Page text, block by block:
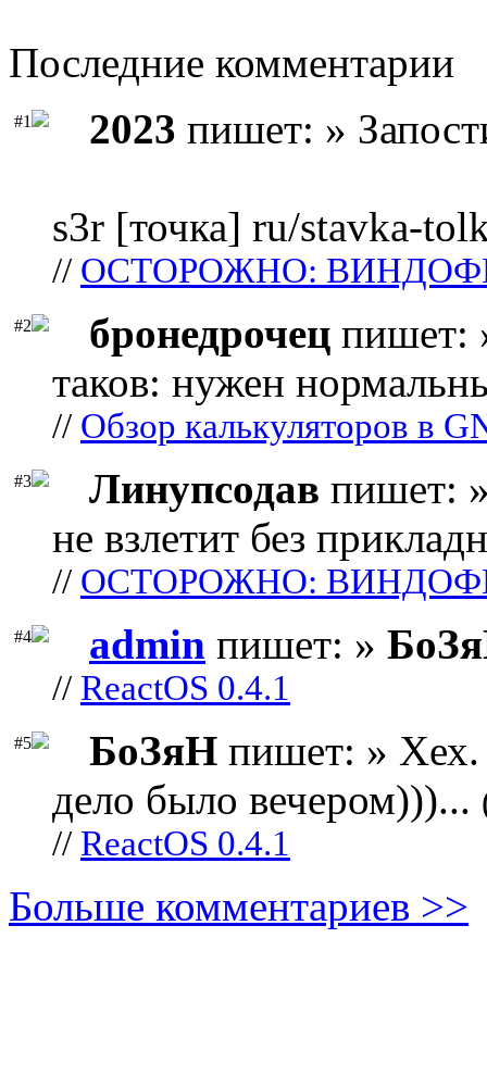
Последние комментарии
#1 2023 пишет: »
s3r [точка] ru/stavka-
// ОСТОРОЖНО:
#2 бронедрочец пишет:
таков: нужен
// Обзор калькуляторов в
#3 Линупсодав пишет:
не взлетит без
// ОСТОРОЖНО:
#4 admin пишет: »
// ReactOS 0.4.1
#5 БоЗяН пишет: » Хех.
дело было вечером)))...
// ReactOS 0.4.1
Больше комментариев >>